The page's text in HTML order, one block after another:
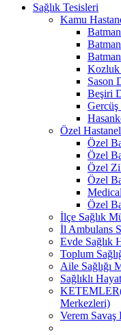
Sağlık Tesisleri
Kamu
Kozluk
Sason
Beşiri
Gercüş
Özel
Özel
Özel
Özel
Özel
Özel
İlçe Sağlık
İl Ambulans
Evde Sağlık
Toplum
Aile Sağlığı
Sağlıklı
Merkezleri)
Verem Savaş